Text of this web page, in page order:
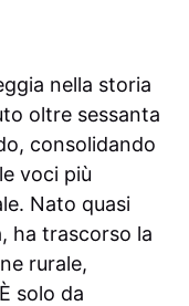
nella storia
oltre sessanta
consolidando
voci più
Nato quasi
ha trascorso la
rurale,
solo da